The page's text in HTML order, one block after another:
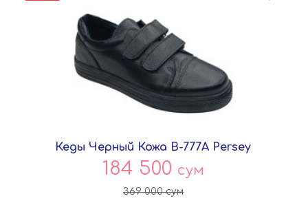
Кеды Черный Кожа B-777A Persey
184 500 сум
369 000сум